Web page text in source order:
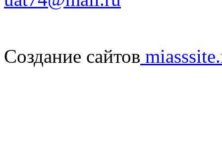
Создание сайтов